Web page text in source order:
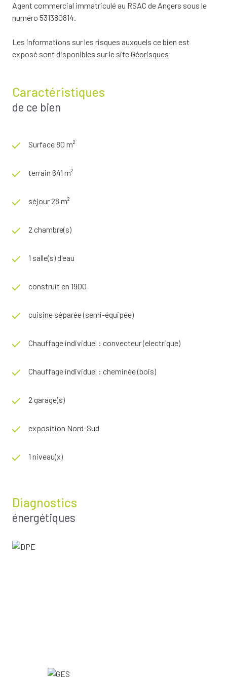
Agent commercial immatriculé au RSAC de Angers sous le
numéro 531380814.
Les informations sur les risques auxquels ce bien est
exposé sont disponibles sur le siteGéorisques
Caractéristiques
de ce bien
Surface 80 m²
terrain 641 m²
séjour 28 m²
2 chambre(s)
1 salle(s) d'eau
construit en 1900
cuisine séparée (semi-équipée)
Chauffage individuel : convecteur (electrique)
Chauffage individuel : cheminée (bois)
2 garage(s)
exposition Nord-Sud
1 niveau(x)
Diagnostics
énergétiques